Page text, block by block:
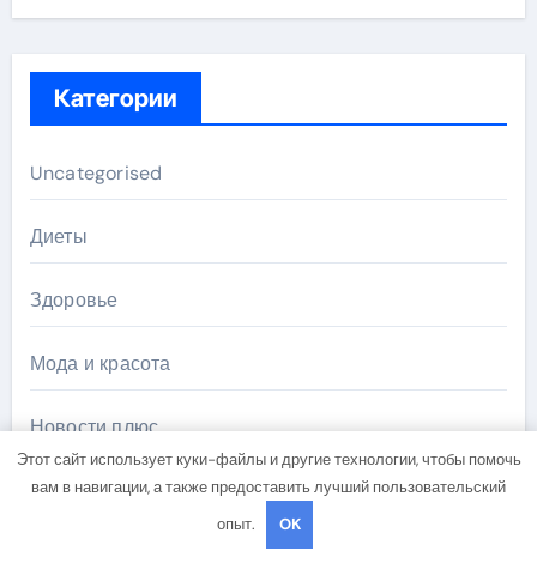
Категории
Uncategorised
Диеты
Здоровье
Мода и красота
Новости плюс
Продукты питания
Этот сайт использует куки-файлы и другие технологии, чтобы помочь
вам в навигации, а также предоставить лучший пользовательский
опыт.
OK